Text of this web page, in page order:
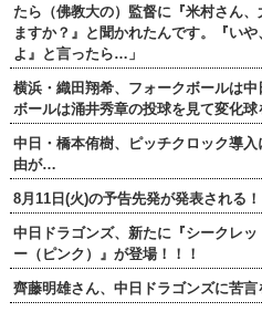
たら（佛教大の）監督に『米村さん
ますか？』と聞かれたんです。『い
よ』と言ったら…」
横浜・織田翔希、フォークボールは
ボールは涌井秀章の投球を見て変化球
中日・橋本侑樹、ピッチクロック導
由が…
8月11日(火)の予告先発が発表される！
中日ドラゴンズ、新たに『シークレ
ー（ピンク）』が登場！！！
齊藤明雄さん、中日ドラゴンズに苦言